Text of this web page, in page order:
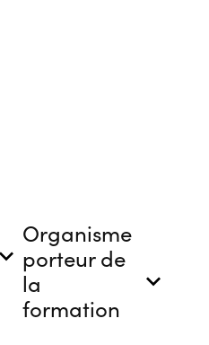
Organisme
porteur de
la
formation